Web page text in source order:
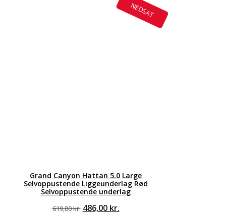
NEDSAT
Grand Canyon Hattan 5.0 Large
Selvoppustende Liggeunderlag Rød
Selvoppustende underlag
619,00kr. Den
486,00 kr.